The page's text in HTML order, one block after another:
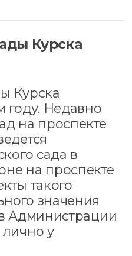
Курска
Курска
году. Недавно
на проспекте
сада в
на проспекте
такого
значения
Администрации
лично у